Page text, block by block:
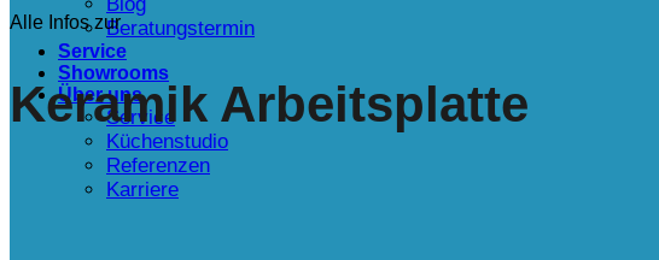
Blog
Beratungstermin
Service
Showrooms
Über uns
Service
Küchenstudio
Referenzen
Karriere
Alle Infos zur
Keramik Arbeitsplatte